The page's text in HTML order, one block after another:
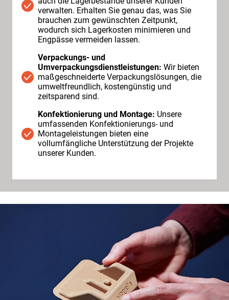
verwalten. Erhalten Sie genau das, was Sie
brauchen zum gewünschten Zeitpunkt,
wodurch sich Lagerkosten minimieren und
Engpässe vermeiden lassen.
Verpackungs- und
Umverpackungsdienstleistungen: Wir bieten
maßgeschneiderte Verpackungslösungen, die
umweltfreundlich, kostengünstig und
zeitsparend sind.
Konfektionierung und Montage: Unsere
umfassenden Konfektionierungs- und
Montageleistungen bieten eine
vollumfängliche Unterstützung der Projekte
unserer Kunden.